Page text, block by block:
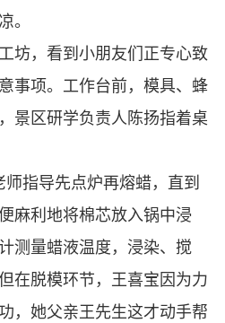
。
坊，看到小朋友们正专心致
事项。工作台前，模具、蜂
景区研学负责人陈扬指着桌
指导先点炉再熔蜡，直到
麻利地将棉芯放入锅中浸
测量蜡液温度，浸染、搅
在脱模环节，王喜宝因为力
，她父亲王先生这才动手帮